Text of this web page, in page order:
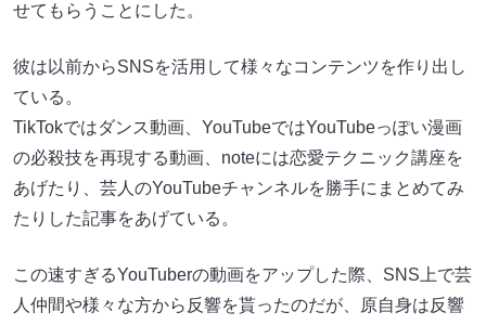
せてもらうことにした。
彼は以前からSNSを活用して様々なコンテンツを作り出し
ている。
TikTokではダンス動画、YouTubeではYouTubeっぽい漫画
の必殺技を再現する動画、noteには恋愛テクニック講座を
あげたり、芸人のYouTubeチャンネルを勝手にまとめてみ
たりした記事をあげている。
この速すぎるYouTuberの動画をアップした際、SNS上で芸
人仲間や様々な方から反響を貰ったのだが、原自身は反響